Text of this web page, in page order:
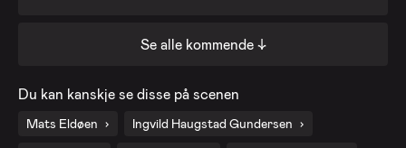
18. sep. 2026 - Fredag
25. sep. 2026 - Fredag
Se alle kommende ↓
Du kan kanskje se disse på scenen
Mats Eldøen Ingvild Haugstad Gundersen